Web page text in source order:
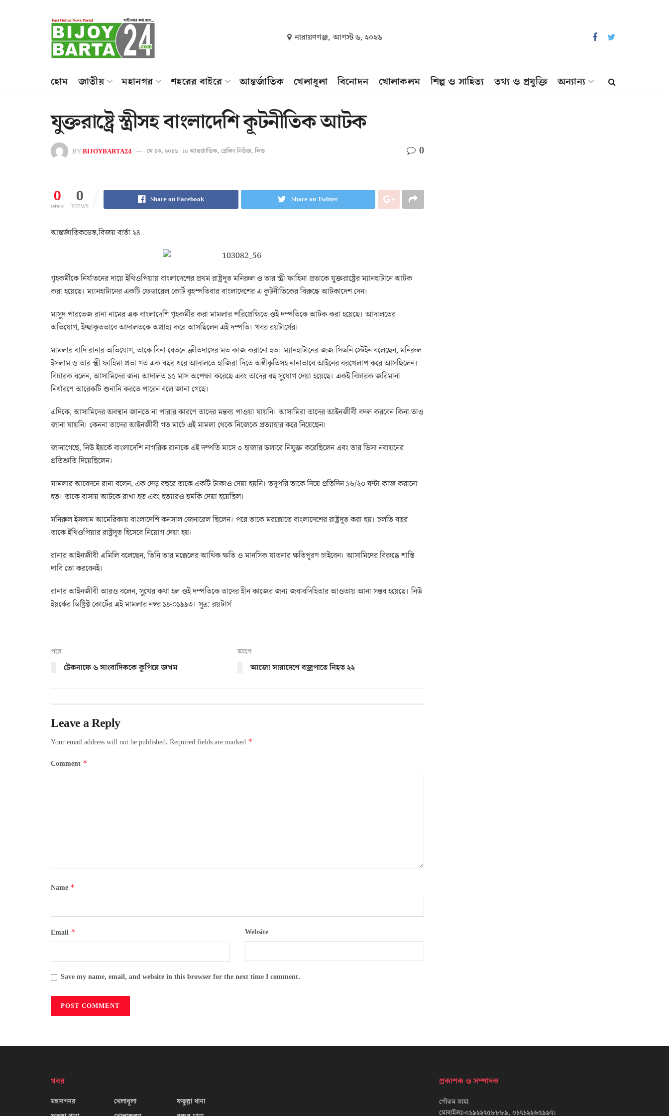
নারায়ণগঞ্জ, আগস্ট ৬, ২০২৬
হোম জাতীয় মহানগর শহরের বাইরে আন্তর্জাতিক খেলাধূলা বিনোদন খোলাকলম শিল্প ও সাহিত্য তথ্য ও প্রযুক্তি অন্যান্য
যুক্তরাষ্ট্রে স্ত্রীসহ বাংলাদেশি কূটনীতিক আটক
BYBIJOYBARTA24 মে ১৩, ২০১৬ in আন্তর্জাতিক, ব্রেকিং নিউজ, লিড 0
0
শেয়ার
0
VIEWS
Share on Facebook Share on Twitter
আন্তর্জাতিকডেস্ক,বিজয় বার্তা ২৪
গৃহকর্মীকে নির্যাতনের দায়ে ইথিওপিয়ায় বাংলাদেশের প্রথম রাষ্ট্রদূত মনিরুল ও তার স্ত্রী ফাহিমা প্রভাকে যুক্তরাষ্ট্রের ম্যানহাটানে আটক
করা হয়েছে। ম্যানহাটানের একটি ফেডারেল কোর্ট বৃহস্পতিবার বাংলাদেশের এ কূটনীতিকের বিরুদ্ধে আটকাদেশ দেন।
মাসুদ পারভেজ রানা নামের এক বাংলাদেশি গৃহকর্মীর করা মামলার পরিপ্রেক্ষিতে ওই দম্পতিকে আটক করা হয়েছে। আদালতের
অভিযোগ, ইচ্ছাকৃতভাবে আদালতকে অগ্রাহ্য করে আসছিলেন এই দম্পতি। খবর রয়টার্সের।
মামলার বাদি রানার অভিযোগ, তাকে বিনা বেতনে ক্রীতদাসের মত কাজ করানো হত। ম্যানহাটানের জজ সিডনি স্টেইন বলেছেন, মনিরুল
ইসলাম ও তার স্ত্রী ফাহিমা প্রভা গত এক বছর ধরে আদালতে হাজিরা দিতে অস্বীকৃতিসহ নানাভাবে আইনের বরখেলাপ করে আসছিলেন।
বিচারক বলেন, আসামিদের জন্য আদালত ১৫ মাস অপেক্ষা করেছে এবং তাদের বহু সুযোগ দেয়া হয়েছে। একই বিচারক জরিমানা
নির্ধারণে আরেকটি শুনানি করতে পারেন বলে জানা গেছে।
এদিকে, আসামিদের অবস্থান জানতে না পারার কারণে তাদের মন্তব্য পাওয়া যায়নি। আসামিরা তাদের আইনজীবী বদল করবেন কিনা তাও
জানা যায়নি। কেননা তাদের আইনজীবী গত মার্চে এই মামলা থেকে নিজেকে প্রত্যাহার করে নিয়েছেন।
জানাগেছে, নিউ ইয়র্কে বাংলাদেশি নাগরিক রানাকে এই দম্পতি মাসে ৩ হাজার ডলারে নিযুক্ত করেছিলেন এবং তার ভিসা নবায়নের
প্রতিশ্রুতি দিয়েছিলেন।
মামলার আবেদনে রানা বলেন, এক দেড় বছরে তাকে একটি টাকাও দেয়া হয়নি। তদুপরি তাকে দিয়ে প্রতিদিন ১৬/২০ ঘন্টা কাজ করানো
হত। তাকে বাসায় আটকে রাখা হত এবং হত্যারও হুমকি দেয়া হয়েছিল।
মনিরুল ইসলাম আমেরিকায় বাংলাদেশি কনসাল জেনারেল ছিলেন। পরে তাকে মরক্কোতে বাংলাদেশের রাষ্ট্রদূত করা হয়। চলতি বছর
তাকে ইথিওপিয়ার রাষ্ট্রদূত হিসেবে নিয়োগ দেয়া হয়।
রানার আইনজীবী এমিলি বলেছেন, তিনি তার মক্কেলের আর্থিক ক্ষতি ও মানসিক যাতনার ক্ষতিপূরণ চাইবেন। আসামিদের বিরুদ্ধে শাস্তি
দাবি তো করবেনই।
রানার আইনজীবী আরও বলেন, সুখের কথা হল ওই দম্পতিকে তাদের হীন কাজের জন্য জবাবদিহিতার আওতায় আনা সম্ভব হয়েছে। নিউ
ইয়র্কের ডিষ্ট্রিক্ট কোর্টের এই মামলার নম্বর ১৪-০১৯৯৩। সূত্র: রয়টার্স
পরে
টেকনাফে ৬ সাংবাদিককে কুপিয়ে জখম
আগে
আজো সারাদেশে বজ্রপাতে নিহত ২২
Leave a Reply
Your email address will not be published. Required fields are marked *
Comment *
Name *
Email * Website
Save my name, email, and website in this browser for the next time I comment.
খবর
মহানগনর
খেলাধূলা
ফতুল্লা থানা
প্রকাশক ও সম্পাদক
গৌতম সাহা
মোবাইলঃ-০১৯২২৭৫৮৮৮৯, ০১৭১২২৬৫৯৯৭।